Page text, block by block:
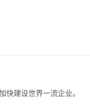
快建设世界一流企业。